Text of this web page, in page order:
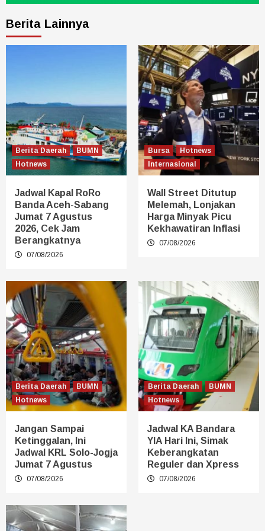
Berita Lainnya
Berita Daerah
BUMN
Hotnews
Jadwal Kapal RoRo
Banda Aceh-Sabang
Jumat 7 Agustus
2026, Cek Jam
Berangkatnya
07/08/2026
Bursa
Hotnews
Internasional
Wall Street Ditutup
Melemah, Lonjakan
Harga Minyak Picu
Kekhawatiran Inflasi
07/08/2026
Berita Daerah
BUMN
Hotnews
Jangan Sampai
Ketinggalan, Ini
Jadwal KRL Solo-Jogja
Jumat 7 Agustus
07/08/2026
Berita Daerah
BUMN
Hotnews
Jadwal KA Bandara
YIA Hari Ini, Simak
Keberangkatan
Reguler dan Xpress
07/08/2026